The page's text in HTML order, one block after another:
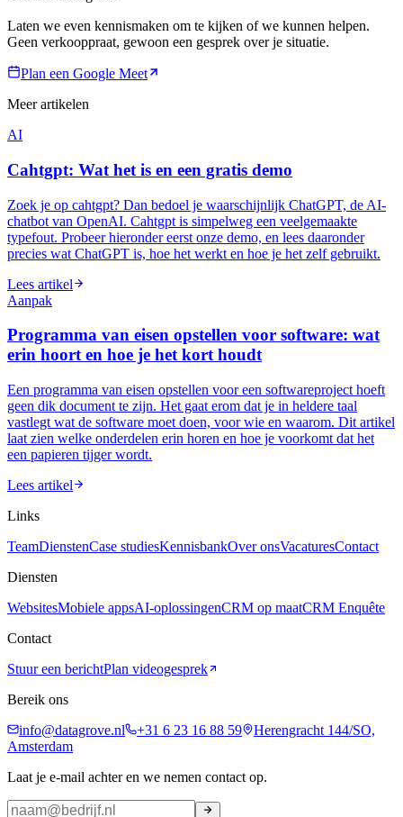
Laten we even kennismaken om te kijken of we kunnen helpen.
Geen verkooppraat, gewoon een gesprek over je situatie.
Plan een Google Meet
Meer artikelen
AI
Cahtgpt: Wat het is en een gratis demo
Zoek je op cahtgpt? Dan bedoel je waarschijnlijk ChatGPT, de AI-
chatbot van OpenAI. Cahtgpt is simpelweg een veelgemaakte
typefout. Probeer hieronder eerst onze demo, en lees daaronder
precies wat ChatGPT is, hoe het werkt en hoe je het zelf gebruikt.
Lees artikel
Aanpak
Programma van eisen opstellen voor software: wat
erin hoort en hoe je het kort houdt
Een programma van eisen opstellen voor een softwareproject hoeft
geen dik document te zijn. Het gaat erom dat je in heldere taal
vastlegt wat de software moet doen, voor wie en waarom. Dit artikel
laat zien welke onderdelen erin horen en hoe je voorkomt dat het
een papieren tijger wordt.
Lees artikel
Links
TeamDienstenCase studiesKennisbankOver onsVacaturesContact
Diensten
WebsitesMobiele appsAI-oplossingenCRM op maatCRM Enquête
Contact
Stuur een berichtPlan videogesprek
Bereik ons
info@datagrove.nl
+31 6 23 16 88 59
Herengracht 144/SO,
Amsterdam
Laat je e-mail achter en we nemen contact op.